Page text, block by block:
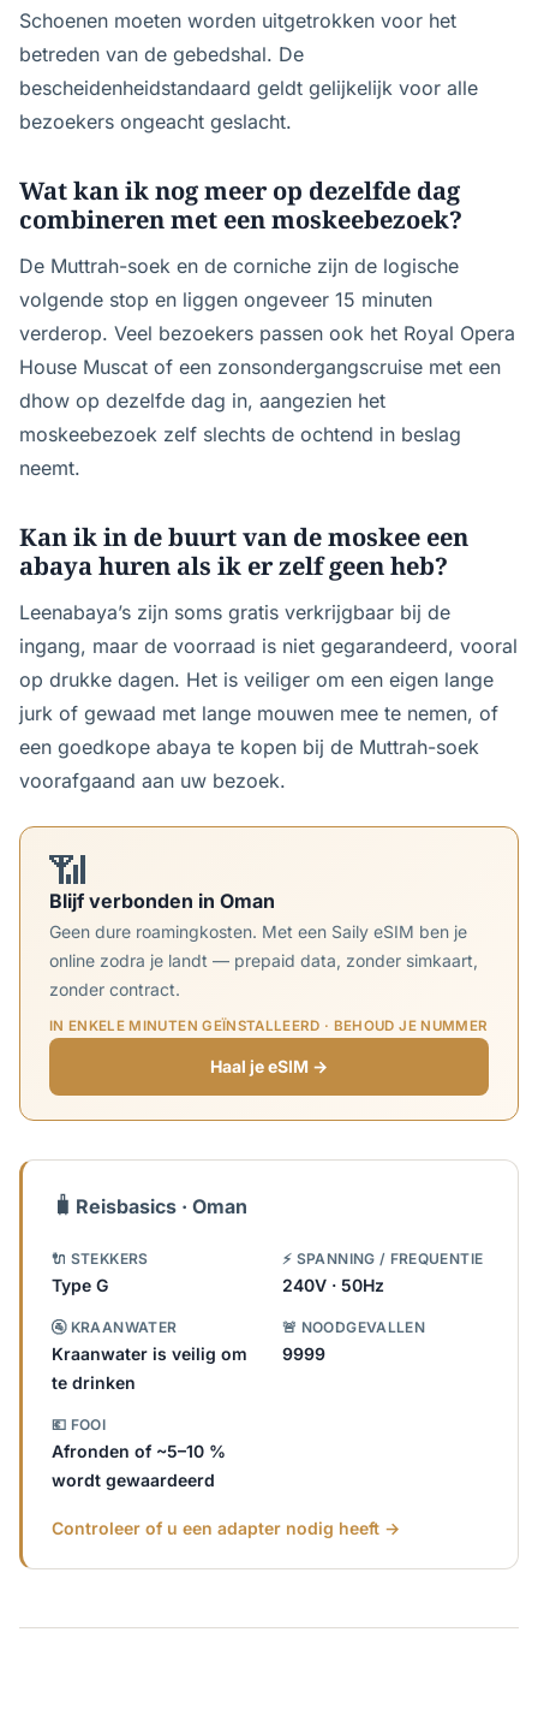
Schoenen moeten worden uitgetrokken voor het
betreden van de gebedshal. De
bescheidenheidstandaard geldt gelijkelijk voor alle
bezoekers ongeacht geslacht.
Wat kan ik nog meer op dezelfde dag
combineren met een moskeebezoek?
De Muttrah-soek en de corniche zijn de logische
volgende stop en liggen ongeveer 15 minuten
verderop. Veel bezoekers passen ook het Royal Opera
House Muscat of een zonsondergangscruise met een
dhow op dezelfde dag in, aangezien het
moskeebezoek zelf slechts de ochtend in beslag
neemt.
Kan ik in de buurt van de moskee een
abaya huren als ik er zelf geen heb?
Leenabaya’s zijn soms gratis verkrijgbaar bij de
ingang, maar de voorraad is niet gegarandeerd, vooral
op drukke dagen. Het is veiliger om een eigen lange
jurk of gewaad met lange mouwen mee te nemen, of
een goedkope abaya te kopen bij de Muttrah-soek
voorafgaand aan uw bezoek.
📶
Blijf verbonden in Oman
Geen dure roamingkosten. Met een Saily eSIM ben je
online zodra je landt — prepaid data, zonder simkaart,
zonder contract.
IN ENKELE MINUTEN GEÏNSTALLEERD · BEHOUD JE NUMMER
Haal je eSIM →
🧳 Reisbasics · Oman
🔌 STEKKERS
Type G
⚡ SPANNING / FREQUENTIE
240V · 50Hz
🚰 KRAANWATER
Kraanwater is veilig om
te drinken
🚨 NOODGEVALLEN
9999
💶 FOOI
Afronden of ~5–10 %
wordt gewaardeerd
Controleer of u een adapter nodig heeft →